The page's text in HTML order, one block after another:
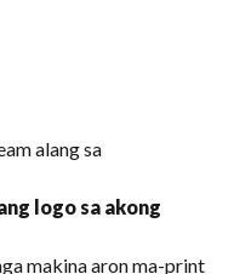
alang sa
logo sa akong
makina aron ma-print